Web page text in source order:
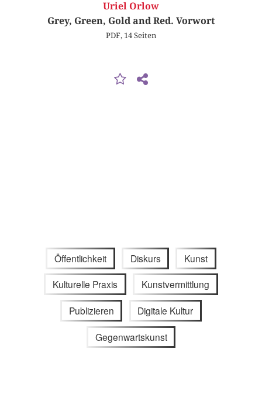
Uriel Orlow
Grey, Green, Gold and Red. Vorwort
PDF, 14 Seiten
Öffentlichkeit Diskurs Kunst
Kulturelle Praxis Kunstvermittlung
Publizieren Digitale Kultur
Gegenwartskunst